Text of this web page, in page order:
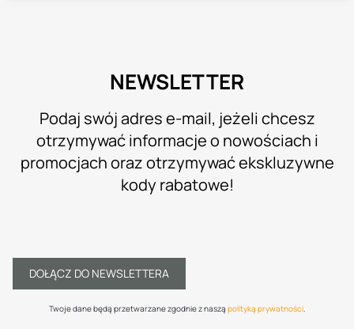
NEWSLETTER
Podaj swój adres e-mail, jeżeli chcesz
otrzymywać informacje o nowościach i
promocjach oraz otrzymywać ekskluzywne
kody rabatowe!
DOŁĄCZ DO NEWSLETTERA
Twoje dane będą przetwarzane zgodnie z naszą polityką prywatności.